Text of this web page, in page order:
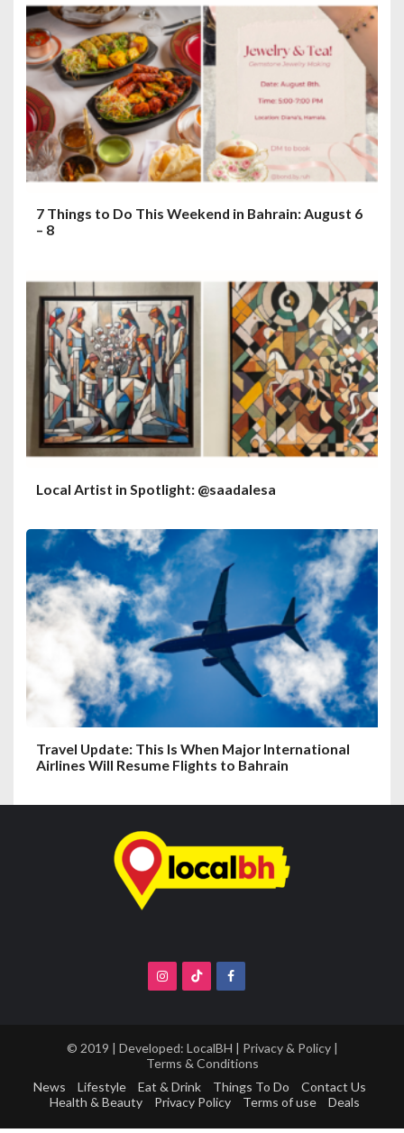
7 Things to Do This Weekend in Bahrain: August 6
– 8
Local Artist in Spotlight: @saadalesa
Travel Update: This Is When Major International
Airlines Will Resume Flights to Bahrain
© 2019 | Developed: LocalBH | Privacy & Policy|
Terms & Conditions
News
Lifestyle Eat & Drink Things To Do
Contact Us
Health & Beauty
Privacy Policy Terms of use Deals